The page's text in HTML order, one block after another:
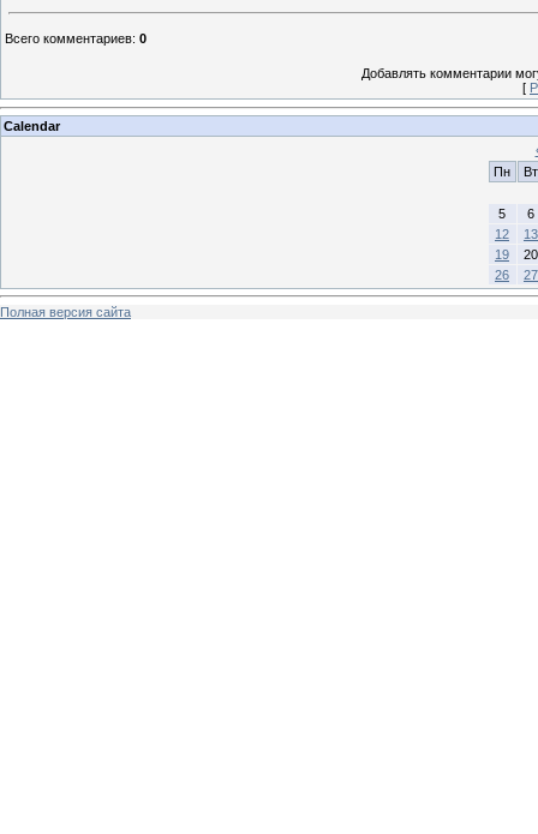
Всего комментариев: 0
Добавлять комментарии
[
Calendar
Пн
Вт
5
6
12
13
19
20
26
27
Полная версия сайта